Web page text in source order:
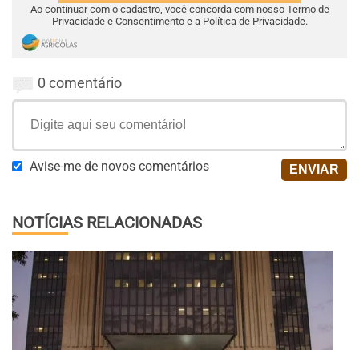
Ao continuar com o cadastro, você concorda com nosso Termo de
Privacidade e Consentimentoe a Política de Privacidade.
0 comentário
Avise-me de novos comentários
NOTÍCIAS RELACIONADAS